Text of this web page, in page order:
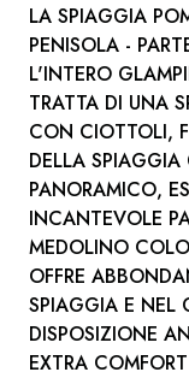
LA SPIAGGIA
PENISOLA -
L'INTERO
TRATTA DI UNA
CON CIOTTOLI,
DELLA
PANORAMICO,
INCANTEVOLE
MEDOLINO
OFFRE
SPIAGGIA E NEL
DISPOSIZIONE
EXTRA